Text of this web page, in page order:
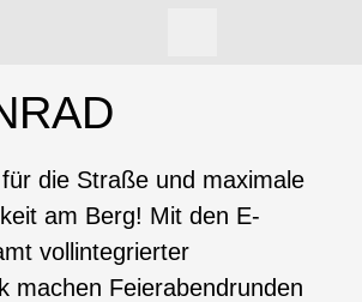
die Straße und maximale
am Berg! Mit den E-
vollintegrierter
machen Feierabendrunden